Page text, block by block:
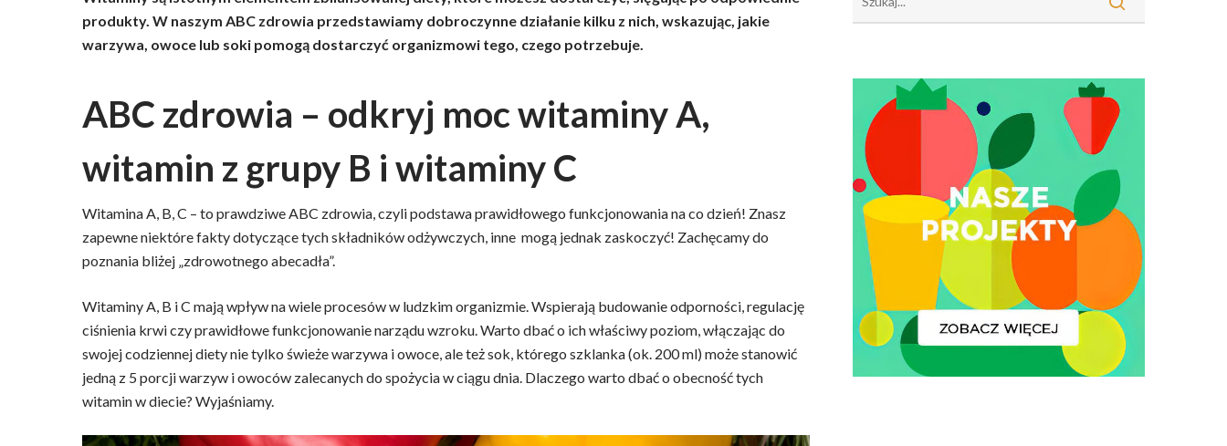
produkty. W naszym ABC zdrowia przedstawiamy dobroczynne działanie kilku z nich, wskazując, jakie
warzywa, owoce lub soki pomogą dostarczyć organizmowi tego, czego potrzebuje.
ABC zdrowia – odkryj moc witaminy A,
witamin z grupy B i witaminy C
Witamina A, B, C – to prawdziwe ABC zdrowia, czyli podstawa prawidłowego funkcjonowania na co dzień! Znasz
zapewne niektóre fakty dotyczące tych składników odżywczych, inne mogą jednak zaskoczyć! Zachęcamy do
poznania bliżej „zdrowotnego abecadła”.
Witaminy A, B i C mają wpływ na wiele procesów w ludzkim organizmie. Wspierają budowanie odporności, regulację
ciśnienia krwi czy prawidłowe funkcjonowanie narządu wzroku. Warto dbać o ich właściwy poziom, włączając do
swojej codziennej diety nie tylko świeże warzywa i owoce, ale też sok, którego szklanka (ok. 200 ml) może stanowić
jedną z 5 porcji warzyw i owoców zalecanych do spożycia w ciągu dnia. Dlaczego warto dbać o obecność tych
witamin w diecie? Wyjaśniamy.